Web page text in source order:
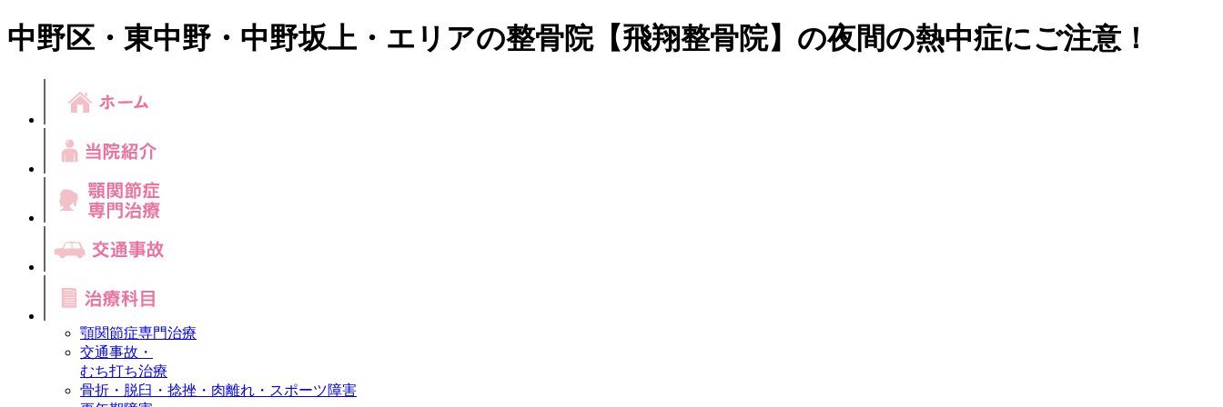
中野区・東中野・中野坂上・エリアの整骨院【飛翔整骨院】の夜間の熱中症にご注意！
顎関節症専門治療
交通事故・
むち打ち治療
骨折・脱臼・捻挫・肉離れ・スポーツ障害